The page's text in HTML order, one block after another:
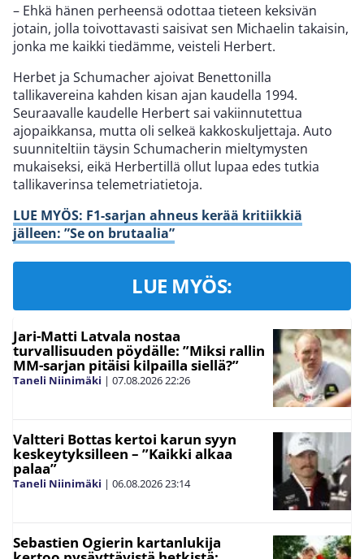
– Ehkä hänen perheensä odottaa tieteen keksivän
jotain, jolla toivottavasti saisivat sen Michaelin takaisin,
jonka me kaikki tiedämme, veisteli Herbert.
Herbet ja Schumacher ajoivat Benettonilla
tallikavereina kahden kisan ajan kaudella 1994.
Seuraavalle kaudelle Herbert sai vakiinnutettua
ajopaikkansa, mutta oli selkeä kakkoskuljettaja. Auto
suunniteltiin täysin Schumacherin mieltymysten
mukaiseksi, eikä Herbertillä ollut lupaa edes tutkia
tallikaverinsa telemetriatietoja.
LUE MYÖS: F1-sarjan ahneus kerää kritiikkiä
jälleen: ”Se on brutaalia”
LUE MYÖS:
Jari-Matti Latvala nostaa
turvallisuuden pöydälle: ”Miksi rallin
MM-sarjan pitäisi kilpailla siellä?”
Taneli Niinimäki | 07.08.202622:26
Valtteri Bottas kertoi karun syyn
keskeytyksilleen – ”Kaikki alkaa
palaa”
Taneli Niinimäki | 06.08.202623:14
Sebastien Ogierin kartanlukija